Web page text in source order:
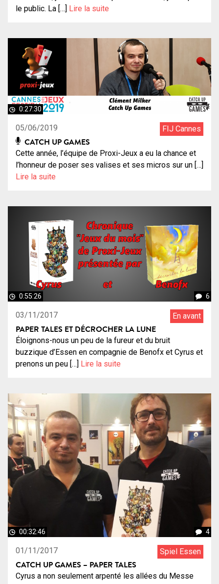
le public. La […]
Lire la suite
0:27:30
05/06/2019 FIJ Cannes
CATCH UP GAMES
Cette année, l’équipe de Proxi-Jeux a eu la chance et
l’honneur de poser ses valises et ses micros sur un […]
Lire la suite
0:55:26 6
03/11/2017 En avant
PAPER TALES ET DÉCROCHER LA LUNE
Éloignons-nous un peu de la fureur et du bruit
buzzique d’Essen en compagnie de Benofx et Cyrus et
prenons un peu […] Lire la suite
00:32:46 4
01/11/2017 Spiel Essen
CATCH UP GAMES – PAPER TALES
Cyrus a non seulement arpenté les allées du Messe